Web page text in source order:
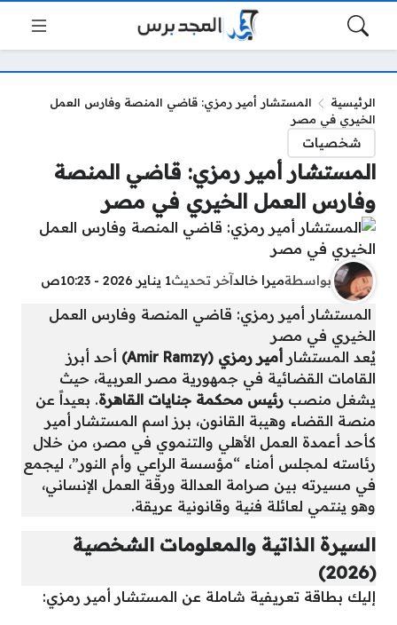
الرئيسية
المستشار أمير رمزي: قاضي المنصة وفارس العمل
الخيري في مصر
شخصيات
المستشار أمير رمزي: قاضي المنصة
وفارس العمل الخيري في مصر
بواسطةميرا خالد آخر تحديث1 يناير 2026 - 10:23ص
المستشار أمير رمزي: قاضي المنصة وفارس العمل
الخيري في مصر
يُعد المستشار أمير رمزي (Amir Ramzy)
أحد أبرز
القامات القضائية في جمهورية مصر العربية، حيث
يشغل منصب رئيس محكمة جنايات القاهرة. بعيداً عن
منصة القضاء وهيبة القانون، برز اسم المستشار أمير
كأحد أعمدة العمل الأهلي والتنموي في مصر، من خلال
رئاسته لمجلس أمناء “مؤسسة الراعي وأم النور”، ليجمع
في مسيرته بين صرامة العدالة ورقّة العمل الإنساني،
وهو ينتمي لعائلة فنية وقانونية عريقة.
السيرة الذاتية والمعلومات الشخصية
(2026)
إليك بطاقة تعريفية شاملة عن المستشار أمير رمزي: